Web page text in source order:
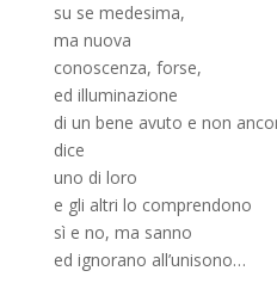
su se medesima,
ma nuova
conoscenza, forse,
ed illuminazione
di un bene avuto e non
dice
uno di loro
e gli altri lo comprendono
sì e no, ma sanno
ed ignorano all’unisono…